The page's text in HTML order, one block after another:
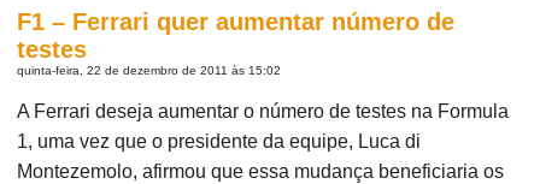
F1 – Ferrari quer aumentar número de
testes
quinta-feira, 22 de dezembro de 2011 às 15:02
A Ferrari deseja aumentar o número de testes na Formula
1, uma vez que o presidente da equipe, Luca di
Montezemolo, afirmou que essa mudança beneficiaria os